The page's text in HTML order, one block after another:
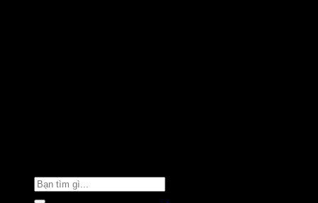
Tìm
kiếm: